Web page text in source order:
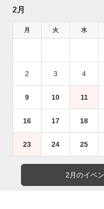
2月
月 火 水
2 3 4
9 10 11
16 17 18
23 24 25
2月のイベ